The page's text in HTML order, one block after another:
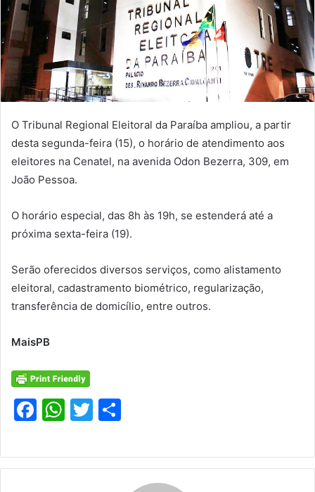
e-
mail
O Tribunal Regional Eleitoral da Paraíba ampliou, a partir
desta segunda-feira (15), o horário de atendimento aos
eleitores na Cenatel, na avenida Odon Bezerra, 309, em
João Pessoa.
O horário especial, das 8h às 19h, se estenderá até a
próxima sexta-feira (19).
Serão oferecidos diversos serviços, como alistamento
eleitoral, cadastramento biométrico, regularização,
transferência de domicílio, entre outros.
MaisPB
F
c
e
W
at
s
T
itt
er
ar
e